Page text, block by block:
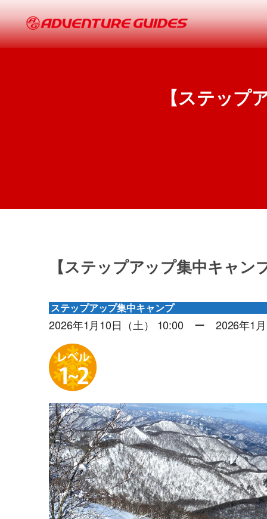
【ステップ
【ステップアップ集中キャ
ステップアップ集中キャンプ
2026年1月10日（土） 10:00 ー 2026年1月